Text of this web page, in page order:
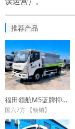
推荐产品
福田领航M5蓝牌抑尘车
国六7方 【畅销】